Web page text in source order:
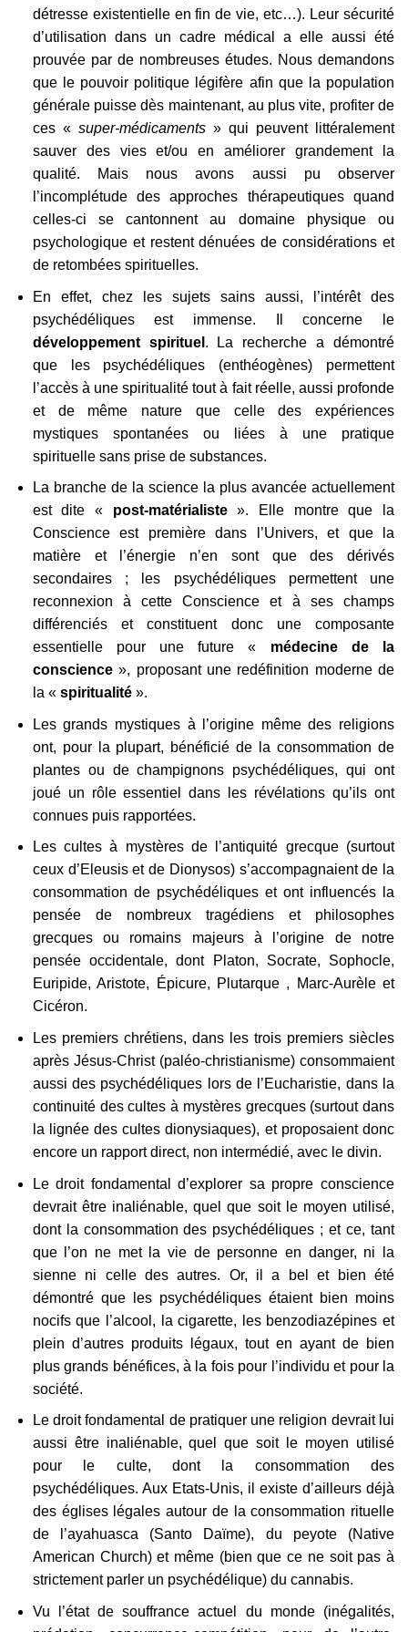
détresse existentielle en fin de vie, etc…). Leur sécurité
d’utilisation dans un cadre médical a elle aussi été
prouvée par de nombreuses études. Nous demandons
que le pouvoir politique légifère afin que la population
générale puisse dès maintenant, au plus vite, profiter de
ces « super-médicaments» qui peuvent littéralement
sauver des vies et/ou en améliorer grandement la
qualité. Mais nous avons aussi pu observer
l’incomplétude des approches thérapeutiques quand
celles-ci se cantonnent au domaine physique ou
psychologique et restent dénuées de considérations et
de retombées spirituelles.
En effet, chez les sujets sains aussi, l’intérêt des
psychédéliques est immense. Il concerne le
développement spirituel . La recherche a démontré
que les psychédéliques (enthéogènes) permettent
l’accès à une spiritualité tout à fait réelle, aussi profonde
et de même nature que celle des expériences
mystiques spontanées ou liées à une pratique
spirituelle sans prise de substances.
La branche de la science la plus avancée actuellement
est dite « post-matérialiste». Elle montre que la
Conscience est première dans l’Univers, et que la
matière et l’énergie n’en sont que des dérivés
secondaires ; les psychédéliques permettent une
reconnexion à cette Conscience et à ses champs
différenciés et constituent donc une composante
essentielle pour une future « médecine de la
conscience», proposant une redéfinition moderne de
la « spiritualité».
Les grands mystiques à l’origine même des religions
ont, pour la plupart, bénéficié de la consommation de
plantes ou de champignons psychédéliques, qui ont
joué un rôle essentiel dans les révélations qu’ils ont
connues puis rapportées.
Les cultes à mystères de l’antiquité grecque (surtout
ceux d’Eleusis et de Dionysos) s’accompagnaient de la
consommation de psychédéliques et ont influencés la
pensée de nombreux tragédiens et philosophes
grecques ou romains majeurs à l’origine de notre
pensée occidentale, dont Platon, Socrate, Sophocle,
Euripide, Aristote, Épicure, Plutarque , Marc-Aurèle et
Cicéron.
Les premiers chrétiens, dans les trois premiers siècles
après Jésus-Christ (paléo-christianisme) consommaient
aussi des psychédéliques lors de l’Eucharistie, dans la
continuité des cultes à mystères grecques (surtout dans
la lignée des cultes dionysiaques), et proposaient donc
encore un rapport direct, non intermédié, avec le divin.
Le droit fondamental d’explorer sa propre conscience
devrait être inaliénable, quel que soit le moyen utilisé,
dont la consommation des psychédéliques ; et ce, tant
que l’on ne met la vie de personne en danger, ni la
sienne ni celle des autres. Or, il a bel et bien été
démontré que les psychédéliques étaient bien moins
nocifs que l’alcool, la cigarette, les benzodiazépines et
plein d’autres produits légaux, tout en ayant de bien
plus grands bénéfices, à la fois pour l’individu et pour la
société.
Le droit fondamental de pratiquer une religion devrait lui
aussi être inaliénable, quel que soit le moyen utilisé
pour le culte, dont la consommation des
psychédéliques. Aux Etats-Unis, il existe d’ailleurs déjà
des églises légales autour de la consommation rituelle
de l’ayahuasca (Santo Daïme), du peyote (Native
American Church) et même (bien que ce ne soit pas à
strictement parler un psychédélique) du cannabis.
Vu l’état de souffrance actuel du monde (inégalités,